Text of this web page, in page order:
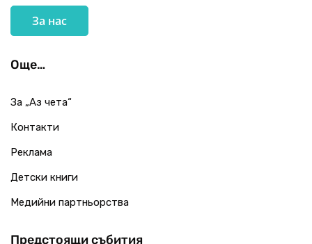
За нас
Още…
За „Аз чета“
Контакти
Реклама
Детски книги
Медийни партньорства
Предстоящи събития